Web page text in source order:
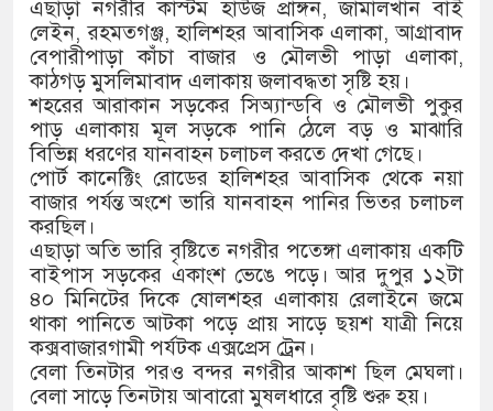
এছাড়া নগরীর কাস্টম হাউজ প্রাঙ্গন, জামালখান বাই
লেইন, রহমতগঞ্জ, হালিশহর আবাসিক এলাকা, আগ্রাবাদ
বেপারীপাড়া কাঁচা বাজার ও মৌলভী পাড়া এলাকা,
কাঠগড় মুসলিমাবাদ এলাকায় জলাবদ্ধতা সৃষ্টি হয়।
শহরের আরাকান সড়কের সিঅ্যান্ডবি ও মৌলভী পুকুর
পাড় এলাকায় মূল সড়কে পানি ঠেলে বড় ও মাঝারি
বিভিন্ন ধরণের যানবাহন চলাচল করতে দেখা গেছে।
পোর্ট কানেক্টিং রোডের হালিশহর আবাসিক থেকে নয়া
বাজার পর্যন্ত অংশে ভারি যানবাহন পানির ভিতর চলাচল
করছিল।
এছাড়া অতি ভারি বৃষ্টিতে নগরীর পতেঙ্গা এলাকায় একটি
বাইপাস সড়কের একাংশ ভেঙে পড়ে। আর দুপুর ১২টা
৪০ মিনিটের দিকে ষোলশহর এলাকায় রেলাইনে জমে
থাকা পানিতে আটকা পড়ে প্রায় সাড়ে ছয়শ যাত্রী নিয়ে
কক্সবাজারগামী পর্যটক এক্সপ্রেস ট্রেন।
বেলা তিনটার পরও বন্দর নগরীর আকাশ ছিল মেঘলা।
বেলা সাড়ে তিনটায় আবারো মুষলধারে বৃষ্টি শুরু হয়।